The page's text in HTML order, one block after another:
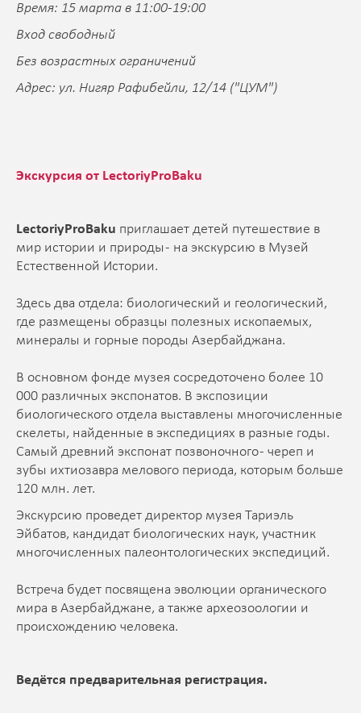
Время: 15 марта в 11:00-19:00
Вход свободный
Без возрастных ограничений
Адрес: ул. Нигяр Рафибейли, 12/14 ("ЦУМ")
Экскурсия от LectoriyProBaku
LectoriyProBaku приглашает детей путешествие в
мир истории и природы - на экскурсию в Музей
Естественной Истории.
Здесь два отдела: биологический и геологический,
где размещены образцы полезных ископаемых,
минералы и горные породы Азербайджана.
В основном фонде музея сосредоточено более 10
000 различных экспонатов. В экспозиции
биологического отдела выставлены многочисленные
скелеты, найденные в экспедициях в разные годы.
Самый древний экспонат позвоночного - череп и
зубы ихтиозавра мелового периода, которым больше
120 млн. лет.
Экскурсию проведет директор музея Тариэль
Эйбатов, кандидат биологических наук, участник
многочисленных палеонтологических экспедиций.
Встреча будет посвящена эволюции органического
мира в Азербайджане, а также археозоологии и
происхождению человека.
Ведётся предварительная регистрация.